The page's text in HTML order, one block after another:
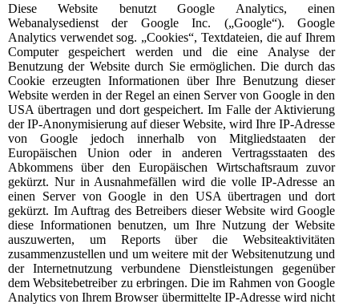
Diese Website benutzt Google Analytics, einen
Webanalysedienst der Google Inc. („Google“). Google
Analytics verwendet sog. „Cookies“, Textdateien, die auf Ihrem
Computer gespeichert werden und die eine Analyse der
Benutzung der Website durch Sie ermöglichen. Die durch das
Cookie erzeugten Informationen über Ihre Benutzung dieser
Website werden in der Regel an einen Server von Google in den
USA übertragen und dort gespeichert. Im Falle der Aktivierung
der IP-Anonymisierung auf dieser Website, wird Ihre IP-Adresse
von Google jedoch innerhalb von Mitgliedstaaten der
Europäischen Union oder in anderen Vertragsstaaten des
Abkommens über den Europäischen Wirtschaftsraum zuvor
gekürzt. Nur in Ausnahmefällen wird die volle IP-Adresse an
einen Server von Google in den USA übertragen und dort
gekürzt. Im Auftrag des Betreibers dieser Website wird Google
diese Informationen benutzen, um Ihre Nutzung der Website
auszuwerten, um Reports über die Websiteaktivitäten
zusammenzustellen und um weitere mit der Websitenutzung und
der Internetnutzung verbundene Dienstleistungen gegenüber
dem Websitebetreiber zu erbringen. Die im Rahmen von Google
Analytics von Ihrem Browser übermittelte IP-Adresse wird nicht